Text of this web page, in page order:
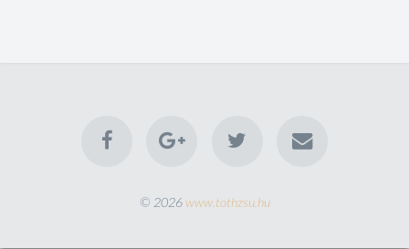
© 2026www.tothzsu.hu